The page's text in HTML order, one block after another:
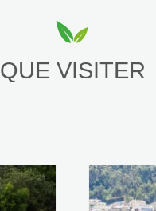
QUE VISITER